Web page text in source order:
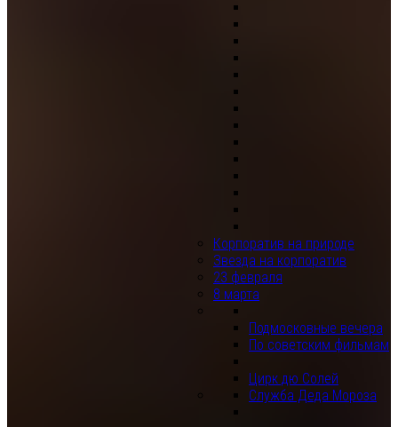
Корпоратив на природе
Звезда на корпоратив
23 февраля
8 марта
Подмосковные вечера
По советским фильмам
Цирк дю Солей
Служба Деда Мороза